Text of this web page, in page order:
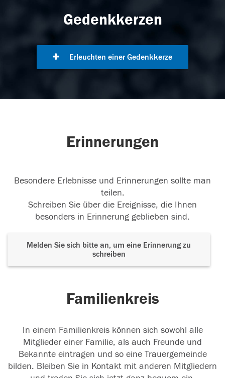
Gedenkkerzen
Erleuchten einer Gedenkkerze
Erinnerungen
Besondere Erlebnisse und Erinnerungen sollte man
teilen.
Schreiben Sie über die Ereignisse, die Ihnen
besonders in Erinnerung geblieben sind.
Melden Sie sich bitte an, um eine Erinnerung zu
schreiben
Familienkreis
In einem Familienkreis können sich sowohl alle
Mitglieder einer Familie, als auch Freunde und
Bekannte eintragen und so eine Trauergemeinde
bilden. Bleiben Sie in Kontakt mit anderen Mitgliedern